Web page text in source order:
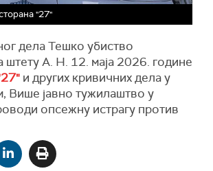
"27"
дела Тешко убиство
штету А. Н. 12. маја 2026. године
и других кривичних дела у
Више јавно тужилаштво у
опсежну истрагу против